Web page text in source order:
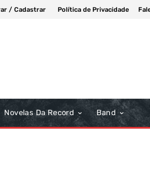
/ Cadastrar Política de Privacidade
Novelas Da Record Band